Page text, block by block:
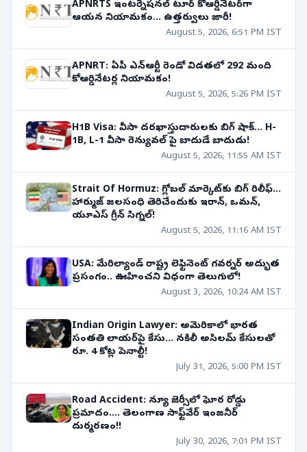
APNRTS ఇంటర్నేషనల్ టూర్ కోఆర్డినేటర్‌గా
ఆయన నియామకం... ఉత్తర్వులు జారీ!
August 5, 2026, 6:51 PM IST
APNRT: ఏపీ ఎన్ఆర్టీ రెండో విడతలో 292 మంది
కోఆర్డినేటర్ల నియామకం!
August 5, 2026, 5:26 PM IST
H1B Visa: వీసా దరఖాస్తుదారులకు బిగ్ షాక్... H-
1B, L-1 వీసా రెన్యువల్ పై బాదుడే బాదుడు!
August 5, 2026, 11:55 AM IST
Strait Of Hormuz: గ్లోబల్ మార్కెట్‌కు బిగ్ రిలీఫ్...
హార్ముజ్ జలసంధి తెరిచేందుకు ఇరాన్, ఒమన్,
యూఎస్ గ్రీన్ సిగ్నల్!
August 5, 2026, 11:16 AM IST
USA: మేరిల్యాండ్ రాష్ట్ర లెఫ్టినెంట్ గవర్నర్ అద్భుత
ప్రసంగం.. ఊహించని విధంగా తెలుగులో!
August 3, 2026, 10:24 AM IST
Indian Origin Lawyer: అమెరికాలో భారత
సంతతి లాయర్‌పై కేసు... నకిలీ అసిలమ్ కేసులతో
రూ. 4 కోట్ల పెనాల్టీ!
July 31, 2026, 5:00 PM IST
Road Accident: న్యూ జెర్సీలో ఘోర రోడ్డు
ప్రమాదం.... తెలంగాణ సాఫ్ట్‌వేర్ ఇంజనీర్
దుర్మరణం!!
July 30, 2026, 7:01 PM IST